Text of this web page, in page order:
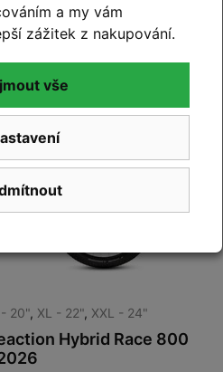
20", XL - 22", XXL - 24"
Hybrid Race 800
a my vám
zážitek z nakupování.
vše